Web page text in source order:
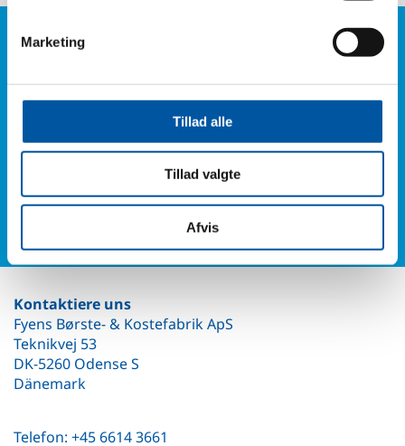
Marketing
Tillad alle
Tillad valgte
Afvis
Telefon:
+45 6614 3661
Oder füllen Sie bitte unsere Kontaktformular aus und
Kontakt Formular
Kontaktiere uns
Fyens Børste- & Kostefabrik ApS
Teknikvej 53
DK-5260 Odense S
Dänemark
Telefon: +45 6614 3661